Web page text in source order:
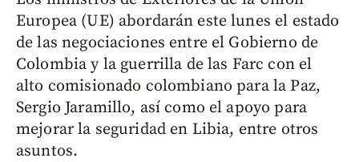
Europea (UE) abordarán este lunes el estado
de las negociaciones entre el Gobierno de
Colombia y la guerrilla de las Farc con el
alto comisionado colombiano para la Paz,
Sergio Jaramillo, así como el apoyo para
mejorar la seguridad en Libia, entre otros
asuntos.